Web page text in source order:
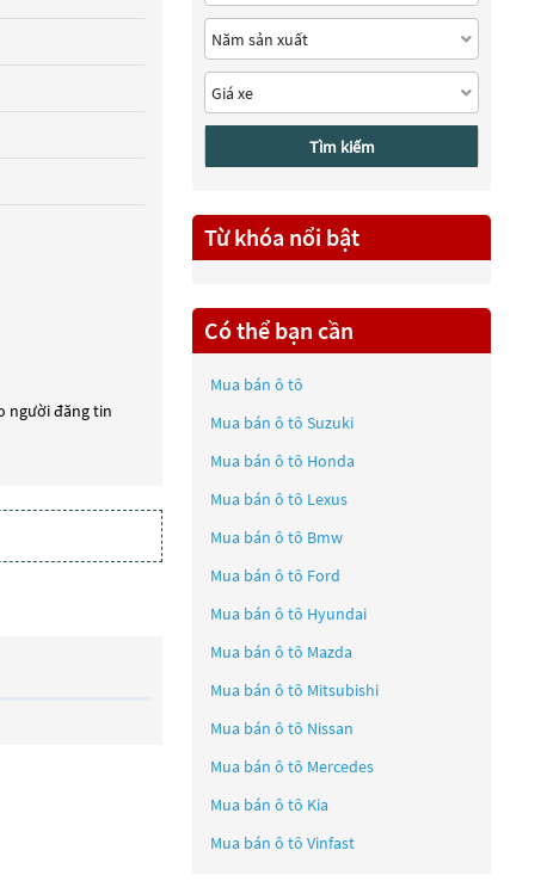
người đăng tin
Tìm kiếm
Từ khóa nổi bật
Có thể bạn cần
Mua bán ô tô
Mua bán ô tô Suzuki
Mua bán ô tô Honda
Mua bán ô tô Lexus
Mua bán ô tô Bmw
Mua bán ô tô Ford
Mua bán ô tô Hyundai
Mua bán ô tô Mazda
Mua bán ô tô Mitsubishi
Mua bán ô tô Nissan
Mua bán ô tô Mercedes
Mua bán ô tô Kia
Mua bán ô tô Vinfast